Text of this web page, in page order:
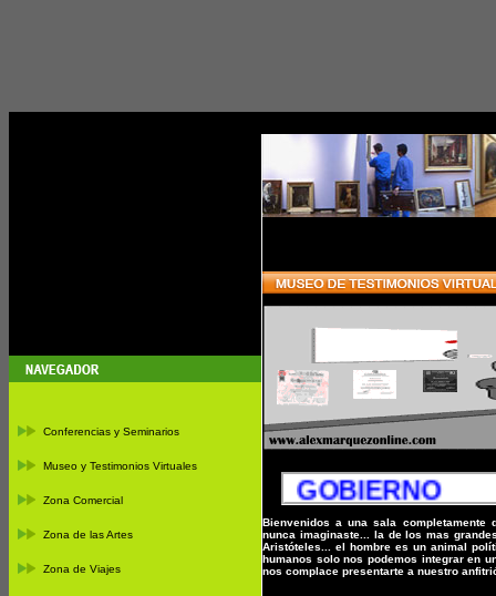
Conferencias y Seminarios
Museo y Testimonios Virtuales
Zona Comercial
Zona de las Artes
Zona de Viajes
GOBIERNO
Bienvenidos a una sala completamente
nunca imaginaste... la de los mas
Aristóteles... el hombre es un animal
humanos solo nos podemos integrar en
nos complace presentarte a nuestro